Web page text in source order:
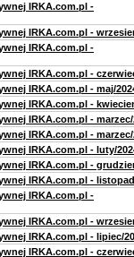
IRKA.com.pl -
IRKA.com.pl -
IRKA.com.pl -
IRKA.com.pl -
IRKA.com.pl - maj/
IRKA.com.pl -
IRKA.com.pl - marzec/
IRKA.com.pl - marzec/
IRKA.com.pl - luty/
IRKA.com.pl -
IRKA.com.pl -
IRKA.com.pl -
IRKA.com.pl -
IRKA.com.pl - lipiec/
IRKA.com.pl -